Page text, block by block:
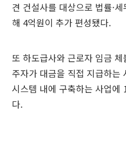
견 건설사를 대상으로 법률·
해 4억원이 추가 편성됐다.
또 하도급사와 근로자 임금
주자가 대금을 직접 지급하는
시스템 내에 구축하는 사업에
다.